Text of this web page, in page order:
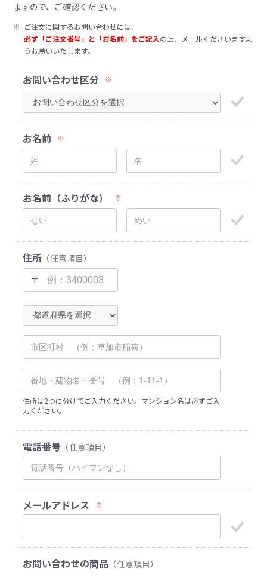
ますので、ご確認ください。
※ ご注文に関するお問い合わせには、
必ず「ご注文番号」と「お名前」をご記入の上、メールくださいますよ
うお願いいたします。
お問い合わせ区分 ※
お名前 ※
お名前（ふりがな） ※
住所 （任意項目）
〒
住所は2つに分けてご入力ください。マンション名は必ずご入
力ください。
電話番号 （任意項目）
メールアドレス ※
お問い合わせの商品 （任意項目）